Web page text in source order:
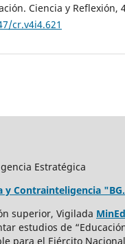
Ciencia y Reflexión,
cr.v4i4.621
Estratégica
y Contrainteligencia
superior, Vigilada
estudios de
para el Ejército